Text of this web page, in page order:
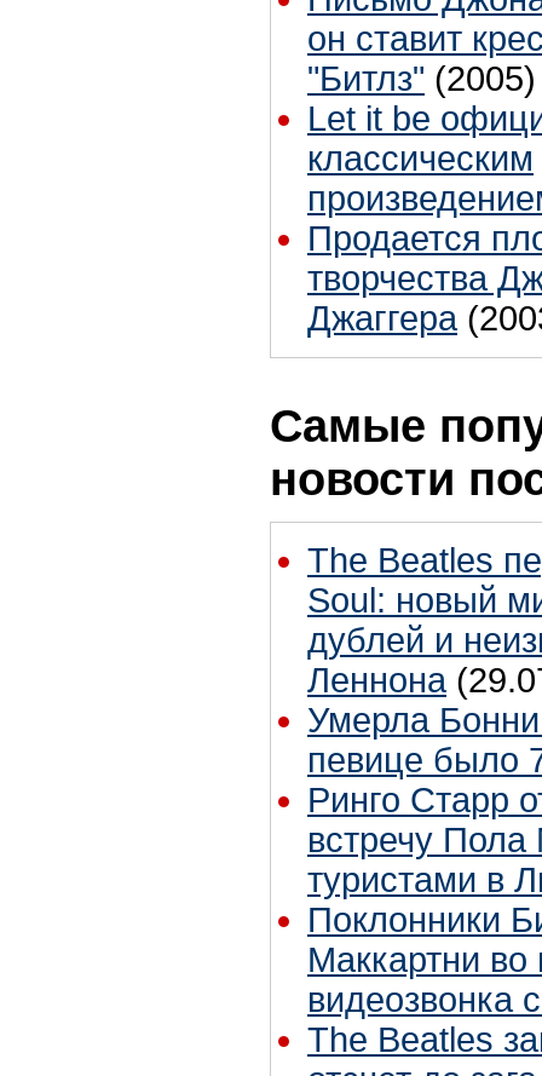
он ставит
"Битлз" (2005)
Let it be
классическим
Продается
творчества
Джаггера
Самые
новости
The Beatles
Soul: новый
дублей и
Леннона
Умерла
певице было
Ринго Старр
встречу Пола
туристами в
Поклонники
Маккартни во
видеозвонка
The Beatles